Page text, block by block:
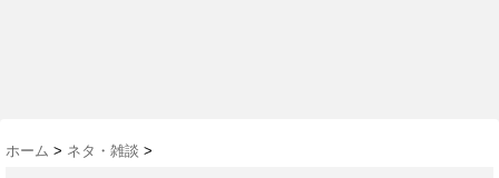
ホーム > ネタ・雑談 >